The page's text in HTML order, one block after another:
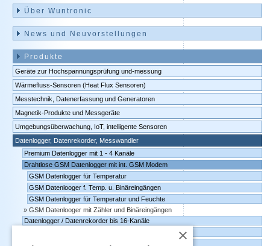
überspringen
Über Wuntronic
News und Neuvorstellungen
Produkte
Geräte zur Hochspannungsprüfung und-messung
Wärmefluss-Sensoren (Heat Flux Sensoren)
Messtechnik, Datenerfassung und Generatoren
Magnetik-Produkte und Messgeräte
Umgebungsüberwachung, IoT, intelligente Sensoren
Datenlogger, Datenrekorder, Messwandler
Premium Datenlogger mit 1 - 4 Kanäle
Drahtlose GSM Datenlogger mit int. GSM Modem
GSM Datenlogger für Temperatur
GSM Datenlooger f. Temp. u. Binäreingängen
GSM Datenlogger für Temperatur und Feuchte
GSM Datenlooger mit Zähler und Binäreingängen
Datenlogger / Datenrekorder bis 16-Kanäle
×